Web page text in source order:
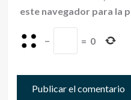
este navegador para la
− = 0